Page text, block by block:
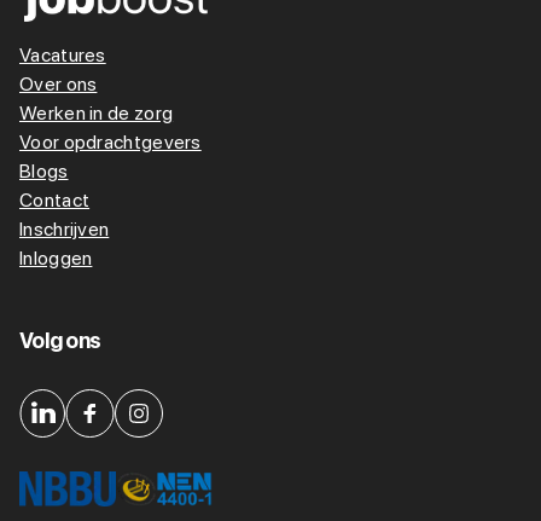
Vacatures
Over ons
Werken in de zorg
Voor opdrachtgevers
Blogs
Contact
Inschrijven
Inloggen
Volg ons